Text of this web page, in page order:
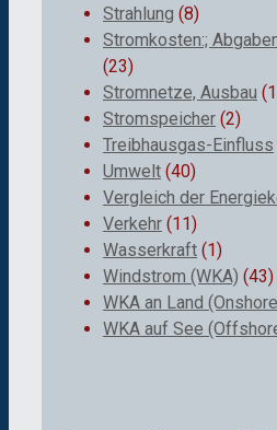
Strahlung (8)
Stromkosten:;
(23)
Stromnetze, Ausbau
Stromspeicher (2)
Treibhausgas-Einfluss
Umwelt (40)
Vergleich der
Verkehr (11)
Wasserkraft (1)
Windstrom (WKA) (43)
WKA an Land
WKA auf See